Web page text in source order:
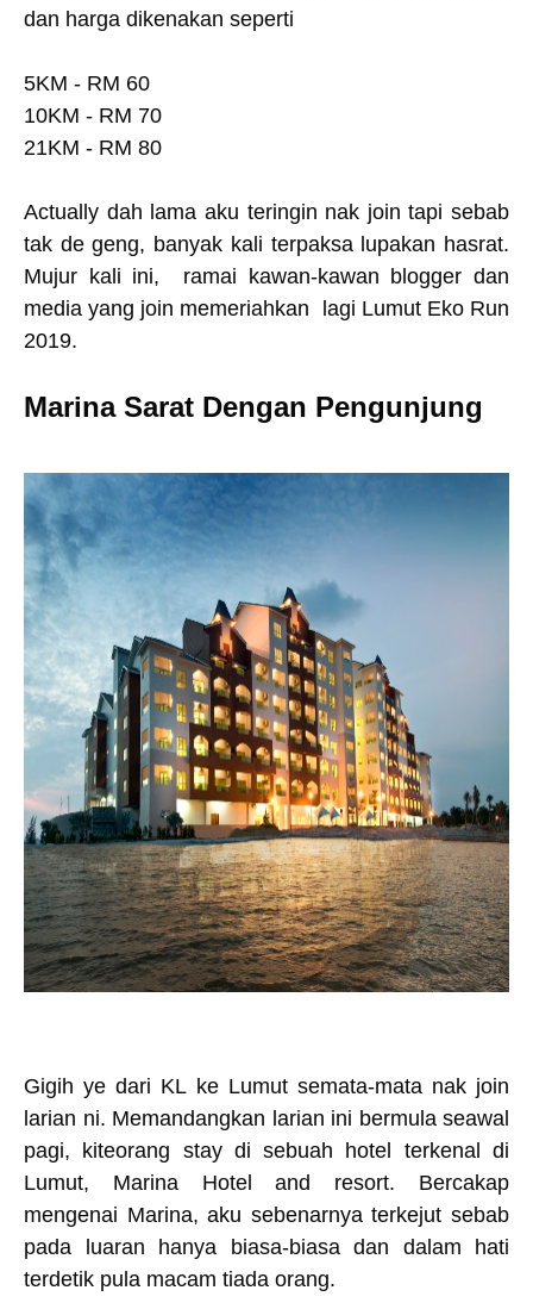
dan harga dikenakan seperti
5KM - RM 60
10KM - RM 70
21KM - RM 80
Actually dah lama aku teringin nak join tapi sebab
tak de geng, banyak kali terpaksa lupakan hasrat.
Mujur kali ini, ramai kawan-kawan blogger dan
media yang join memeriahkan lagi Lumut Eko Run
2019.
Marina Sarat Dengan Pengunjung
Gigih ye dari KL ke Lumut semata-mata nak join
larian ni. Memandangkan larian ini bermula seawal
pagi, kiteorang stay di sebuah hotel terkenal di
Lumut, Marina Hotel and resort. Bercakap
mengenai Marina, aku sebenarnya terkejut sebab
pada luaran hanya biasa-biasa dan dalam hati
terdetik pula macam tiada orang.